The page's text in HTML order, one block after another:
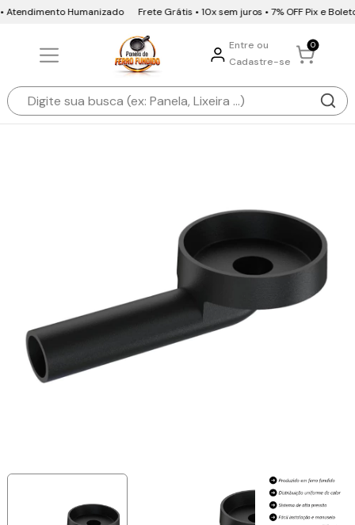
Humanizado Frete Grátis • 10x sem juros • 7% OFF Pix e
Entre ou
Cadastre-se
0